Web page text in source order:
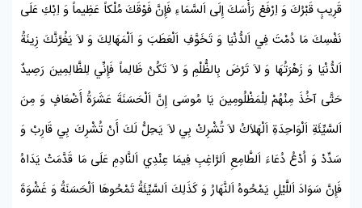
قَرِيبٍ قَبْرُكَ وَ اِرْفَعْ رَأْسَكَ إِلَى اَلسَّمَاءِ فَإِنَّ فَوْقَكَ مُلْكاً عَظِيماً وَ اِبْكِ عَلَى
نَفْسِكَ مَا دُمْتَ فِي اَلدُّنْيَا وَ تَخَوَّفِ اَلْعَطَبَ وَ اَلْمَهَالِكَ وَ لاَ يَغُرَّنَّكَ زِينَةُ
اَلدُّنْيَا وَ زَهْرَتُهَا وَ لاَ تَرْضَ بِالظُّلْمِ وَ لاَ تَكُنْ ظَالِماً فَإِنِّي لِلظَّالِمِينَ رَصِيدٌ
حَتَّى آخُذَ مِنْهُمْ لِلْمَظْلُومِينَ يَامُوسَى إِنَّ اَلْحَسَنَةَ عَشَرَةُ أَضْعَافٍ وَ مِنَ
اَلسَّيِّئَةِ اَلْوَاحِدَةِ اَلْهَلاَكُ لاَ تُشْرِكْ بِي لاَ يَحِلُّ لَكَ أَنْ تُشْرِكَ بِي قَارِبْ وَ
سَدِّدْ وَ اُدْعُ دُعَاءَ اَلطَّامِعِ اَلرَّاغِبِ فِيمَا عِنْدِي اَلنَّادِمِ عَلَى مَا قَدَّمَتْ يَدَاهُ
فَإِنَّ سَوَادَ اَللَّيْلِ يَمْحُوهُ اَلنَّهَارُ وَ كَذَلِكَ اَلسَّيِّئَةُ تَمْحُوهَا اَلْحَسَنَةُ وَ غَشْوَةَ